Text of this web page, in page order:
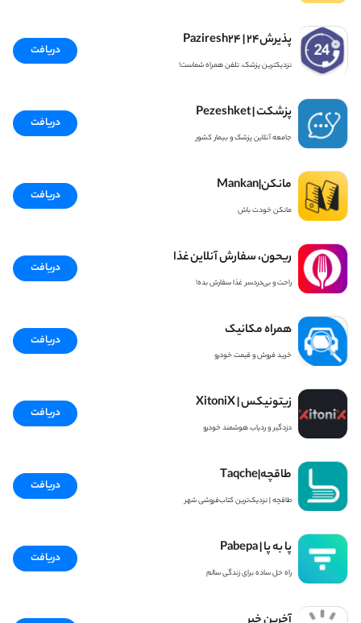
پذیرش۲۴ | Paziresh24
نزدیکترین پزشک، تلفن همراه شماست!
دریافت
پزشکت | Pezeshket
جامعه آنلاین پزشک و بیمار کشور
دریافت
مانکن|Mankan
مانکن خودت باش
دریافت
ریحون، سفارش آنلاین غذا
راحت و بی‌دردسر غذا سفارش بده!
دریافت
همراه مکانیک
خرید فروش و قیمت خودرو
دریافت
زیتونیکس | XitoniX
دزدگیر و ردیاب هوشمند خودرو
دریافت
طاقچه|Taqche
طاقچه | نزدیک‌ترین کتاب‌فروشی شهر
دریافت
پا به پا | Pabepa
راه حل ساده برای زندگی سالم
دریافت